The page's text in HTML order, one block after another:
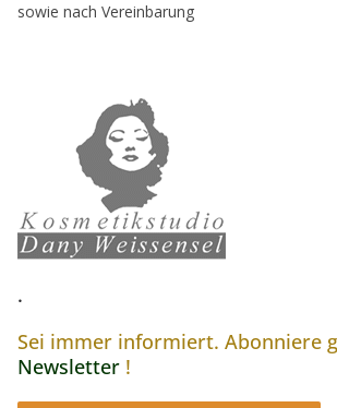
sowie nach Vereinbarung
.
Sei immer informiert. Abonniere
Newsletter !